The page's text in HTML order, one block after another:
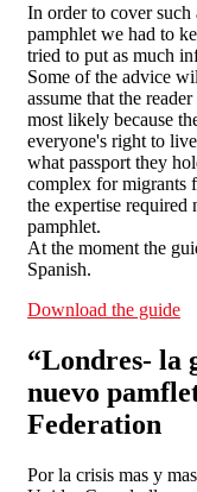
In order to cover such
pamphlet we had to
tried to put as much
Some of the advice
assume that the
most likely because
everyone's right to
what passport they
complex for migrants
the expertise
pamphlet.
At the moment the
Spanish.
Download the guide
“Londres- la
nuevo
Federation
Por la crisis mas y